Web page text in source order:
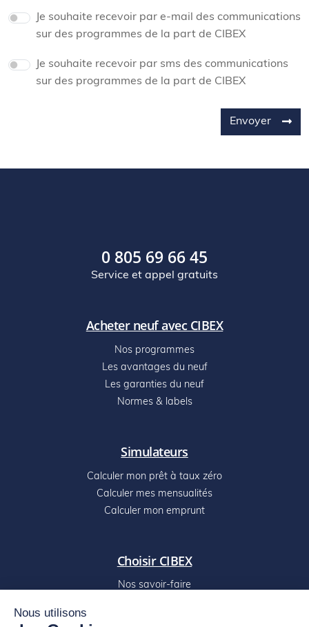
Nous utilisons
Je souhaite recevoir par e-mail des communications
sur des programmes de la part de CIBEX
Je souhaite recevoir par sms des communications
sur des programmes de la part de CIBEX
Envoyer
Acheter neuf avec CIBEX
Nos programmes
Les avantages du neuf
Les garanties du neuf
Normes & labels
Simulateurs
Calculer mon prêt à taux zéro
Calculer mes mensualités
Calculer mon emprunt
Choisir CIBEX
Nos savoir-faire
0 805 69 66 45
Service et appel gratuits